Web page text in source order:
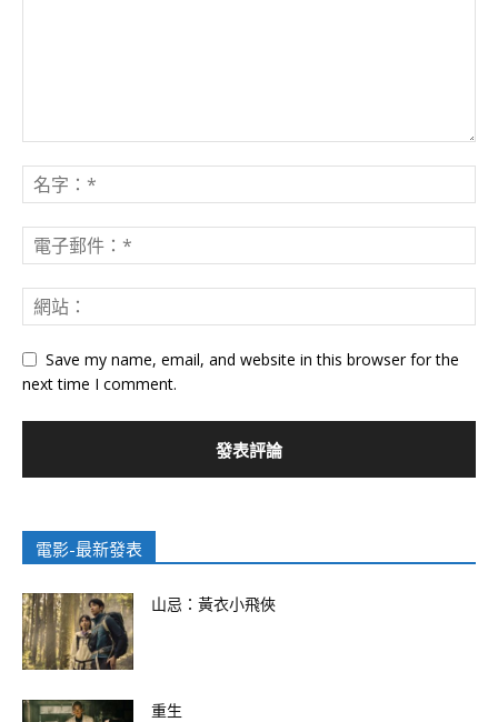
Save my name, email, and website in this browser for the
next time I comment.
電影-最新發表
山忌：黃衣小飛俠
重生